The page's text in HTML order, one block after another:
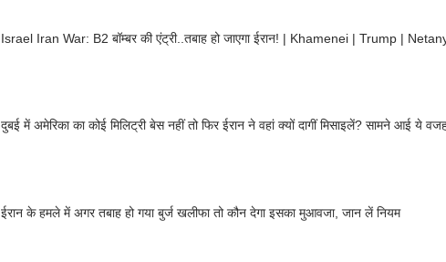
Israel Iran War: B2 बॉम्बर की एंट्री..तबाह हो जाएगा ईरान! | Khamenei | Trump |
दुबई में अमेरिका का कोई मिलिट्री बेस नहीं तो फिर ईरान ने वहां क्यों दागीं मिसाइलें? सामने आई ये
ईरान के हमले में अगर तबाह हो गया बुर्ज खलीफा तो कौन देगा इसका मुआवजा, जान लें नियम